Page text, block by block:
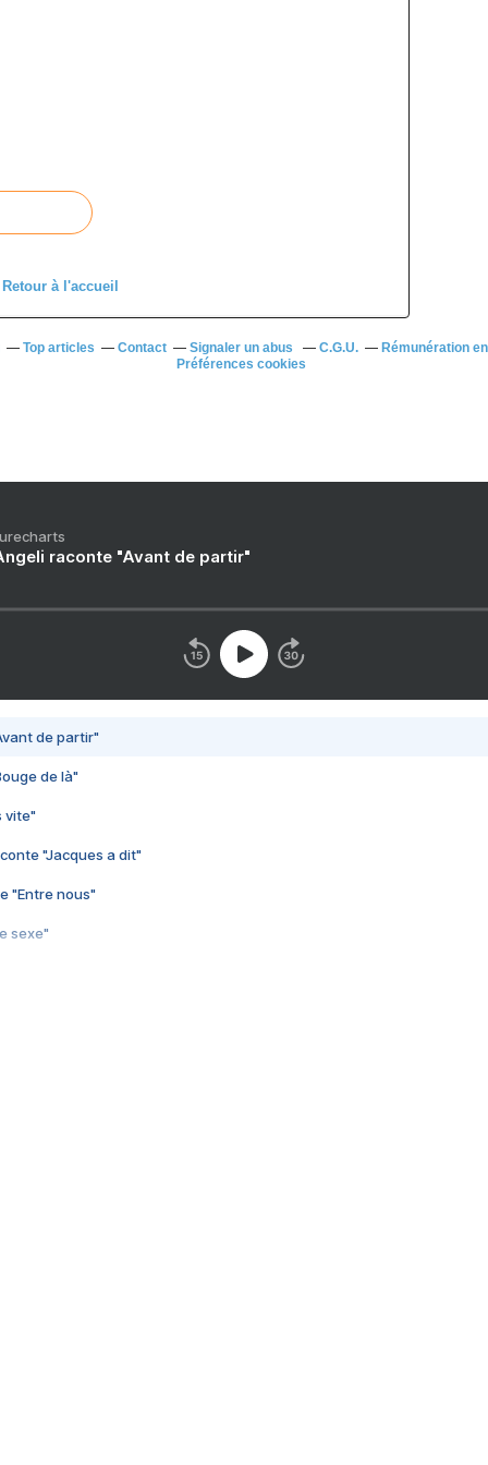
Retour à l'accueil
Top articles Contact Signaler un abus C.G.U. Rémunération
Préférences cookies
raconte "Avant de partir"
de partir"
de là"
vite"
"Jacques a dit"
"Entre nous"
sexe"